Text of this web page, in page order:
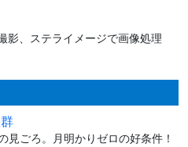
影、ステライメージで画像処理
見ごろ。月明かりゼロの好条件！